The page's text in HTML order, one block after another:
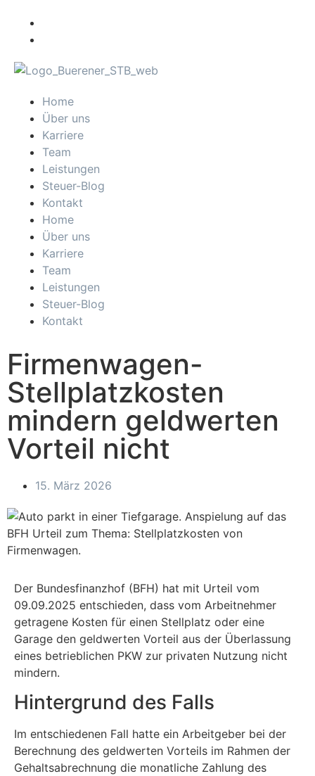
Home
Über uns
Karriere
Team
Leistungen
Steuer-Blog
Kontakt
Home
Über uns
Karriere
Team
Leistungen
Steuer-Blog
Kontakt
Firmenwagen-
Stellplatzkosten
mindern geldwerten
Vorteil nicht
15. März 2026
Der Bundesfinanzhof (BFH) hat mit Urteil vom
09.09.2025 entschieden, dass vom Arbeitnehmer
getragene Kosten für einen Stellplatz oder eine
Garage den geldwerten Vorteil aus der Überlassung
eines betrieblichen PKW zur privaten Nutzung nicht
mindern.
Hintergrund des Falls
Im entschiedenen Fall hatte ein Arbeitgeber bei der
Berechnung des geldwerten Vorteils im Rahmen der
Gehaltsabrechnung die monatliche Zahlung des